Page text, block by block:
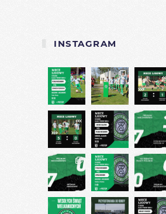
INSTAGRAM